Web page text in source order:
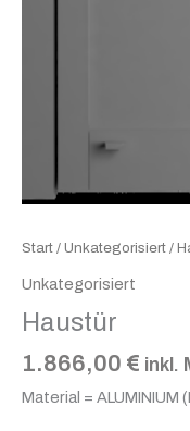
Start / Unkategorisiert /
Unkategorisiert
Haustür
1.866,00 € inkl.
Material = ALUMINIUM